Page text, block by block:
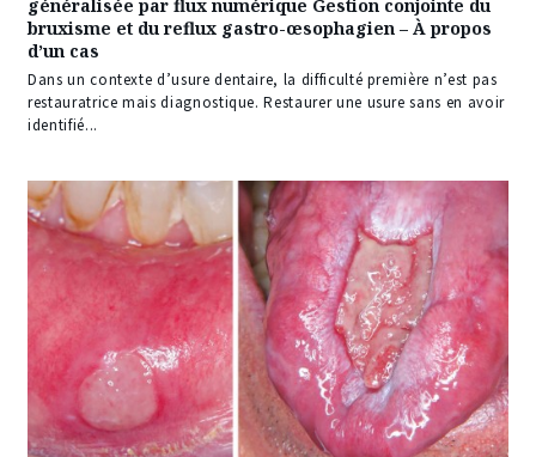
réservé
à
nos
abonnés
généralisée par flux numérique Gestion conjointe du
bruxisme et du reflux gastro-œsophagien – À propos
d’un cas
Dans un contexte d’usure dentaire, la difficulté première n’est pas
restauratrice mais diagnostique. Restaurer une usure sans en avoir
identifié...